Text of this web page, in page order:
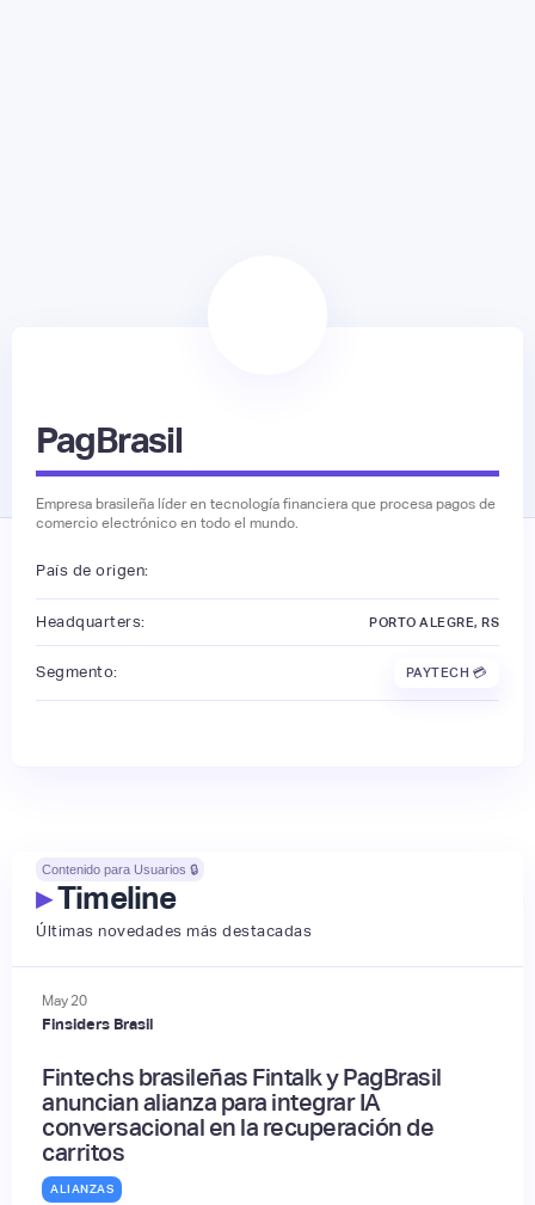
PagBrasil
Empresa brasileña líder en tecnología financiera que procesa pagos de
comercio electrónico en todo el mundo.
País de origen:
Headquarters: PORTO ALEGRE, RS
Segmento: PAYTECH 💳
Contenido para Usuarios 🔒
▸Timeline
Últimas novedades más destacadas
May20
Finsiders Brasil
Fintechs brasileñas Fintalk y PagBrasil
anuncian alianza para integrar IA
conversacional en la recuperación de
carritos
ALIANZAS